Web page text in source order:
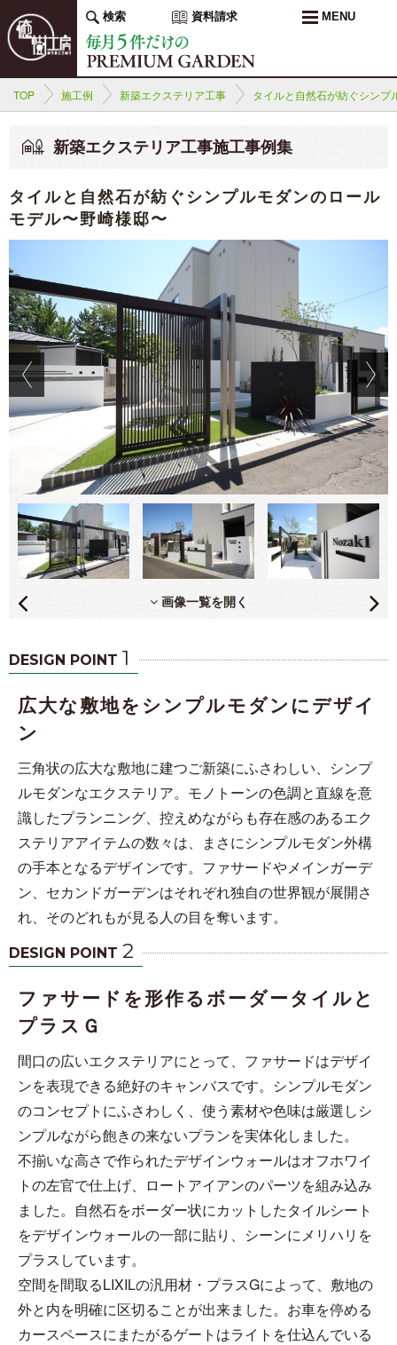
検索 資料請求 MENU
TOP 施工例 新築エクステリア工事 タイルと自然石が紡ぐシンプ
新築エクステリア工事施工事例集
タイルと自然石が紡ぐシンプルモダンのロール
モデル〜野崎様邸〜
画像一覧を開く
DESIGN POINT 1
広大な敷地をシンプルモダンにデザイ
ン
三角状の広大な敷地に建つご新築にふさわしい、シンプ
ルモダンなエクステリア。モノトーンの色調と直線を意
識したプランニング、控えめながらも存在感のあるエク
ステリアアイテムの数々は、まさにシンプルモダン外構
の手本となるデザインです。ファサードやメインガーデ
ン、セカンドガーデンはそれぞれ独自の世界観が展開さ
れ、そのどれもが見る人の目を奪います。
DESIGN POINT 2
ファサードを形作るボーダータイルと
プラスＧ
間口の広いエクステリアにとって、ファサードはデザイ
ンを表現できる絶好のキャンバスです。シンプルモダン
のコンセプトにふさわしく、使う素材や色味は厳選しシ
ンプルながら飽きの来ないプランを実体化しました。
不揃いな高さで作られたデザインウォールはオフホワイ
トの左官で仕上げ、ロートアイアンのパーツを組み込み
ました。自然石をボーダー状にカットしたタイルシート
をデザインウォールの一部に貼り、シーンにメリハリを
プラスしています。
空間を間取るLIXILの汎用材・プラスGによって、敷地の
外と内を明確に区切ることが出来ました。お車を停める
カースペースにまたがるゲートはライトを仕込んでいる